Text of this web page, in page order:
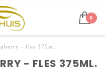
0
- fles 375ml.
- FLES 375ML.